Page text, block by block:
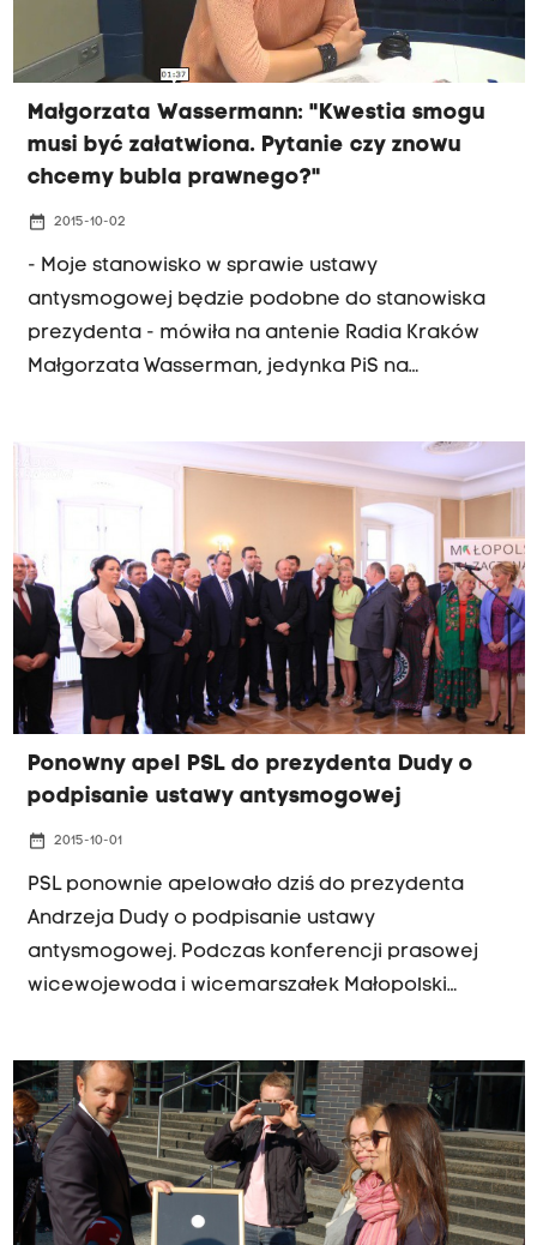
Małgorzata Wassermann: "Kwestia smogu
musi być załatwiona. Pytanie czy znowu
chcemy bubla prawnego?"
date_range 2015-10-02
- Moje stanowisko w sprawie ustawy
antysmogowej będzie podobne do stanowiska
prezydenta - mówiła na antenie Radia Kraków
Małgorzata Wasserman, jedynka PiS na
potrzebna. Nie może być na to zgody" - mówiła
Małgorzata Wasserman w Radiu Kraków. Na
decyzję w sprawie ustawy antysmogowej
prezydent ma czas do najbliższego wtorku. W
czwartek Polski Alarm Smogowy, przy okazji
wizyty prezydenta w Krakowie, wręczył mu apel o
podpisania ustawy antysmogowej.
Ponowny apel PSL do prezydenta Dudy o
podpisanie ustawy antysmogowej
date_range 2015-10-01
PSL ponownie apelowało dziś do prezydenta
Andrzeja Dudy o podpisanie ustawy
antysmogowej. Podczas konferencji prasowej
wicewojewoda i wicemarszałek Małopolski
wicemarszałek Wojciech Kozak mówił, że
niepodpisanie ustawy byłoby klęską. Odniósł się
też do unieważnienia przez sąd uchwały
zakazującej palenia węglem w Krakowie.